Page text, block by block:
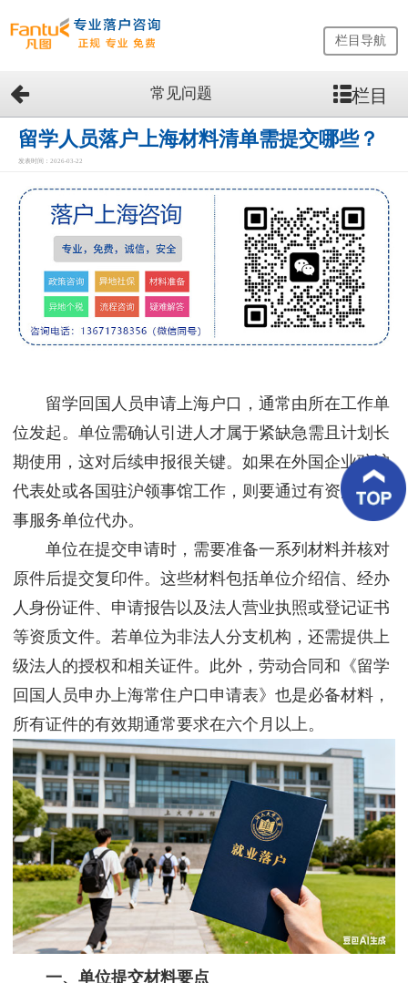
网
站
首
页
留
服
务
客
户
案
例
客
户
新
资
讯
联
系
我
们
栏目导航
常见问题 栏目
留学人员落户上海材料清单需提交哪些？
发表时间：2026-03-22
留学回国人员申请上海户口，通常由所在工作单
位发起。单位需确认引进人才属于紧缺急需且计划长
期使用，这对后续申报很关键。如果在外国企业驻沪
代表处或各国驻沪领事馆工作，则要通过有资质的外
事服务单位代办。
单位在提交申请时，需要准备一系列材料并核对
原件后提交复印件。这些材料包括单位介绍信、经办
人身份证件、申请报告以及法人营业执照或登记证书
等资质文件。若单位为非法人分支机构，还需提供上
级法人的授权和相关证件。此外，劳动合同和《留学
回国人员申办上海常住户口申请表》也是必备材料，
所有证件的有效期通常要求在六个月以上。
一、单位提交材料要点